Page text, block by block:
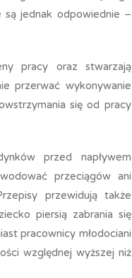
są jednak odpowiednie –
pracy oraz stwarzają
przerwać wykonywanie
się od pracy
przed napływem
przeciągów ani
przewidują także
piersią zabrania się
pracownicy młodociani
względnej wyższej niż